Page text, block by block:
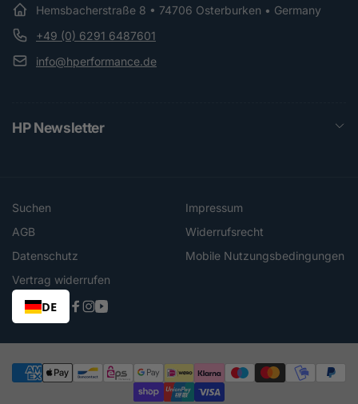
Hemsbacherstraße 8 • 74706 Osterburken • Germany
+49 (0) 6291 6487601
info@hperformance.de
HP Newsletter
Suchen
Impressum
AGB
Widerrufsrecht
Datenschutz
Mobile Nutzungsbedingungen
Vertrag widerrufen
DE
Facebook
Instagram
YouTube
Zahlungsmethoden